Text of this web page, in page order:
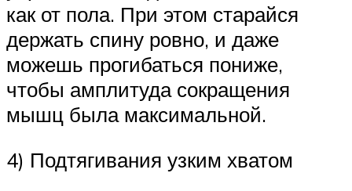
как от пола. При этом старайся
держать спину ровно, и даже
можешь прогибаться пониже,
чтобы амплитуда сокращения
мышц была максимальной.
4) Подтягивания узким хватом